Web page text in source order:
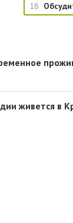
18
живется в